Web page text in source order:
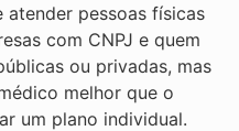
atender pessoas físicas
com CNPJ e quem
ou privadas, mas
melhor que o
um plano individual.